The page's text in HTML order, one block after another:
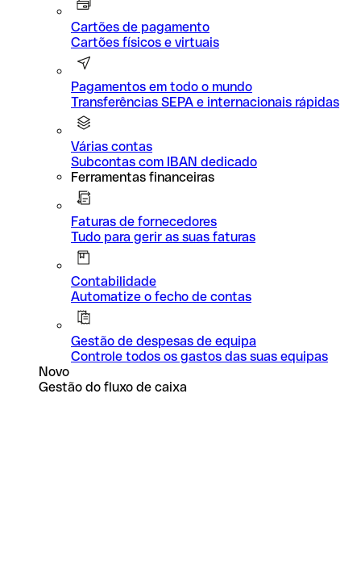
Cartões de pagamento
Cartões físicos e virtuais
Pagamentos em todo o mundo
Transferências SEPA e internacionais rápidas
Várias contas
Subcontas com IBAN dedicado
Ferramentas financeiras
Faturas de fornecedores
Tudo para gerir as suas faturas
Contabilidade
Automatize o fecho de contas
Gestão de despesas de equipa
Controle todos os gastos das suas equipas
Novo
Gestão do fluxo de caixa